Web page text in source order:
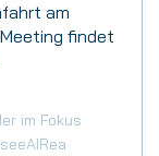
am
findet
im Fokus